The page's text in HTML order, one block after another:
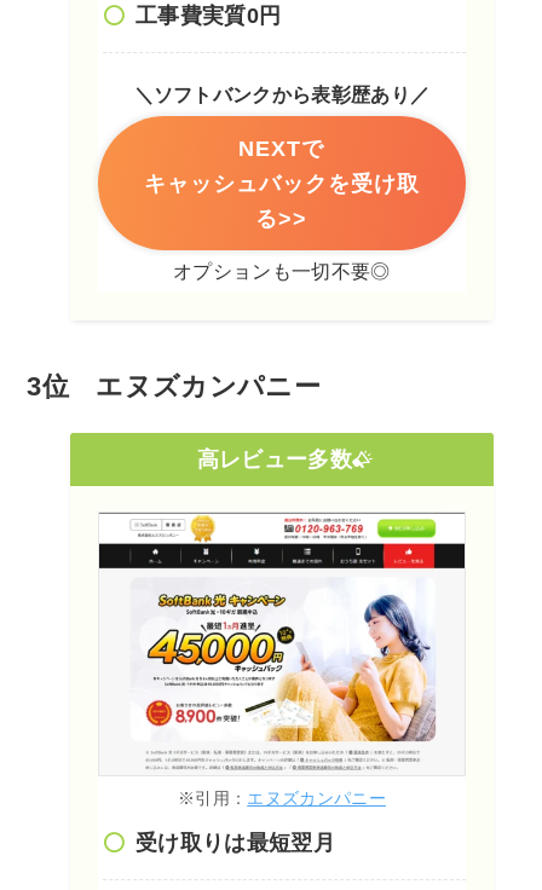
工事費実質0円
＼ソフトバンクから表彰歴あり／
NEXTで
キャッシュバックを受け取
る>>
オプションも一切不要◎
3位 エヌズカンパニー
高レビュー多数
※引用： エヌズカンパニー
受け取りは最短翌月